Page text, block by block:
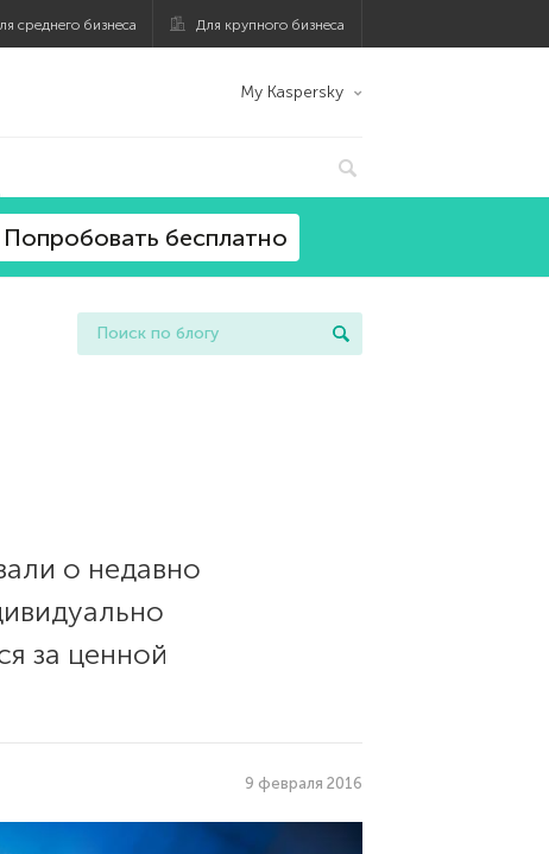
среднего бизнеса Для крупного бизнеса
My Kaspersky
Попробовать бесплатно
о недавно
за ценной
9 февраля 2016